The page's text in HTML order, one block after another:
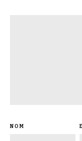
NOM